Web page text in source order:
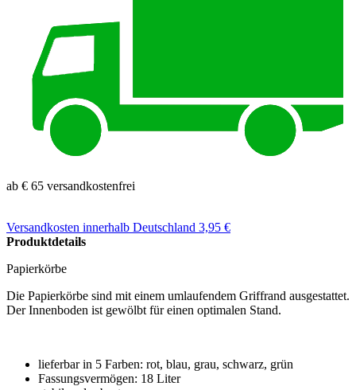
ab € 65 versandkostenfrei
Versandkosten innerhalb Deutschland 3,95 €
Produktdetails
Papierkörbe
Die Papierkörbe sind mit einem umlaufendem Griffrand ausgestattet.
Der Innenboden ist gewölbt für einen optimalen Stand.
lieferbar in 5 Farben: rot, blau, grau, schwarz, grün
Fassungsvermögen: 18 Liter